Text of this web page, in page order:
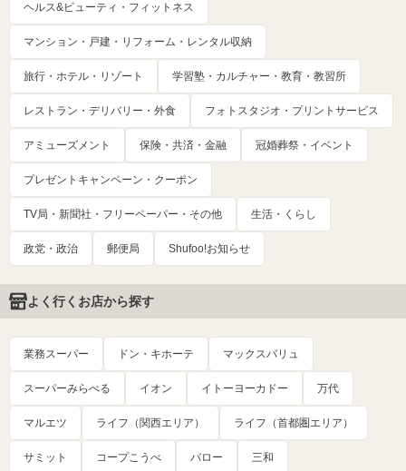
ヘルス&ビューティ・フィットネス
マンション・戸建・リフォーム・レンタル収納
旅行・ホテル・リゾート 学習塾・カルチャー・教育・教習所
レストラン・デリバリー・外食 フォトスタジオ・プリントサービス
アミューズメント 保険・共済・金融 冠婚葬祭・イベント
プレゼントキャンペーン・クーポン
TV局・新聞社・フリーペーパー・その他 生活・くらし
政党・政治 郵便局 Shufoo!お知らせ
よく行くお店から探す
業務スーパー ドン・キホーテ マックスバリュ
スーパーみらべる イオン イトーヨーカドー 万代
マルエツ ライフ（関西エリア） ライフ（首都圏エリア）
サミット コープこうべ バロー 三和